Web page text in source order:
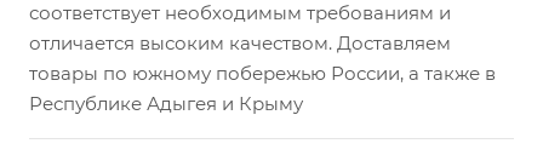
соответствует необходимым требованиям и
отличается высоким качеством. Доставляем
товары по южному побережью России, а также в
Республике Адыгея и Крыму